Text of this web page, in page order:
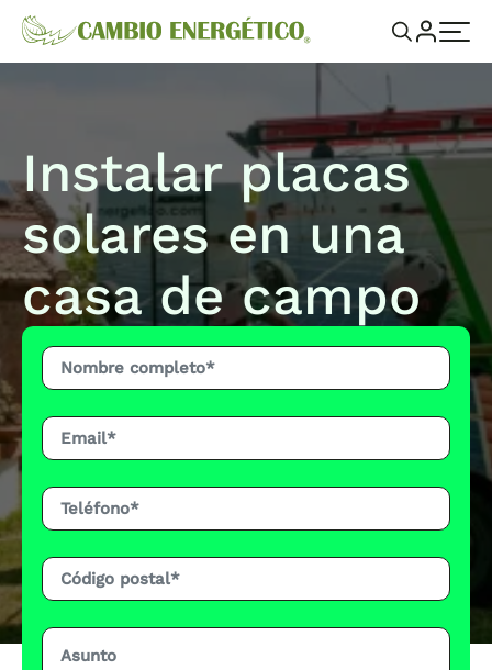
Instalar placas
solares en una
casa de campo